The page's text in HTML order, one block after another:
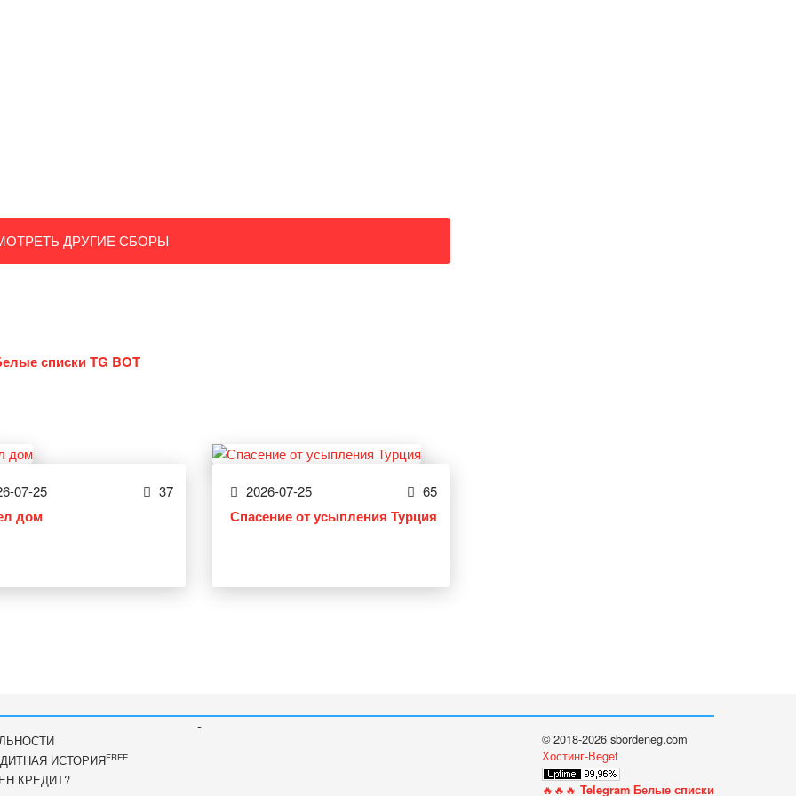
ДРУГИЕ СБОРЫ
списки TG BOT
07-25 37
дом
2026-07-25 65
Спасение от усыпления Турция
-
ИСТОРИЯFREE
КРЕДИТ?
© 2018-2026 sbordeneg.com
Хостинг-Beget
🔥🔥🔥 Telegram Белые списки